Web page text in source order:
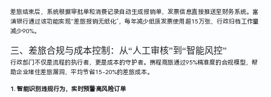
差旅结束后，系统根据审批单和消费记录自动生成报销单，发票信息直接推送至财务系统。富
滇银行通过该功能实现“差旅报销无纸化”，每年减少纸质发票使用超15万张，行政归档工作量
减少90%。
三、差旅合规与成本控制：从“人工审核”到“智能风控”
行政部门不仅是流程的执行者，更是成本的守护者。携程商旅通过95%精准度的合规模型，帮
助企业堵住差旅漏洞，平均节省15-20%的差旅成本。
1. 智能识别违规行为，实时预警高风险订单